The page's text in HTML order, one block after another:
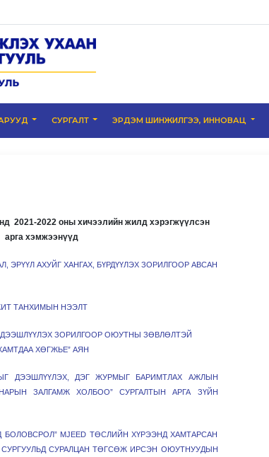
СУРГАЛТ ЭРДЭМ ШИНЖИЛГЭЭ, ИННОВАЦ
2021-2022 оны хичээлийн жилд хэрэгжүүлсэн
арга хэмжээнүүд
ЭРҮҮЛ АХУЙГ ХАНГАХ, БҮРДҮҮЛЭХ ЗОРИЛГООР АВСАН
ТАНХИМЫН НЭЭЛТ
ДЭЭШЛҮҮЛЭХ ЗОРИЛГООР ОЮУТНЫ ЗӨВЛӨЛТЭЙ
ХӨГЖЬЕ” АЯН
ДЭЭШЛҮҮЛЭХ, ДЭГ ЖУРМЫГ БАРИМТЛАХ АЖЛЫН
ЗАЛГАМЖ ХОЛБОО” СУРГАЛТЫН АРГА ЗҮЙН
MJEED ТӨСЛИЙН ХҮРЭЭНД ХАМТАРСАН
СУРАЛЦАН ТӨГСӨЖ ИРСЭН ОЮУТНУУДЫН